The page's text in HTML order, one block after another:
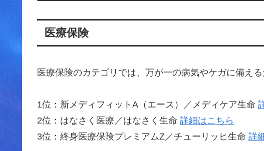
医療保険
医療保険のカテゴリでは、万が一の病気やケガに備え
1位：新メディフィットA（エース）／メディケア生命
2位：はなさく医療／はなさく生命 詳細はこちら
3位：終身医療保険プレミアムZ／チューリッヒ生命 詳